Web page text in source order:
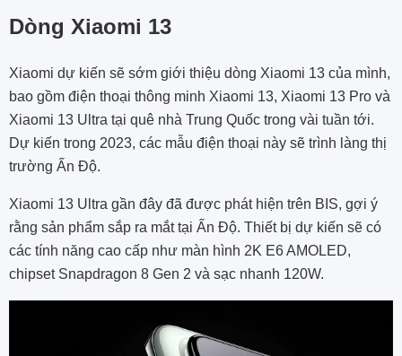
Dòng Xiaomi 13
Xiaomi dự kiến ​​sẽ sớm giới thiệu dòng Xiaomi 13 của mình,
bao gồm điện thoại thông minh Xiaomi 13, Xiaomi 13 Pro và
Xiaomi 13 Ultra tại quê nhà Trung Quốc trong vài tuần tới.
Dự kiến trong 2023, các mẫu điện thoại này sẽ trình làng thị
trường Ấn Độ.
Xiaomi 13 Ultra gần đây đã được phát hiện trên BIS, gợi ý
rằng sản phẩm sắp ra mắt tại Ấn Độ. Thiết bị dự kiến ​​sẽ có
các tính năng cao cấp như màn hình 2K E6 AMOLED,
chipset Snapdragon 8 Gen 2 và sạc nhanh 120W.